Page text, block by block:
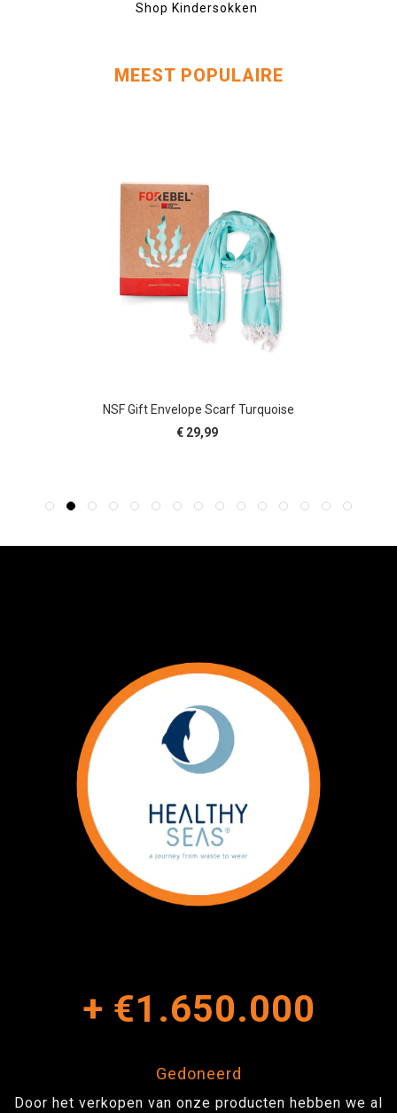
Shop Kindersokken
MEEST POPULAIRE
Zwarte Super Strong panty - 40 denier
€ 9,99
+ €1.650.000
Gedoneerd
Door het verkopen van onze producten hebben we al